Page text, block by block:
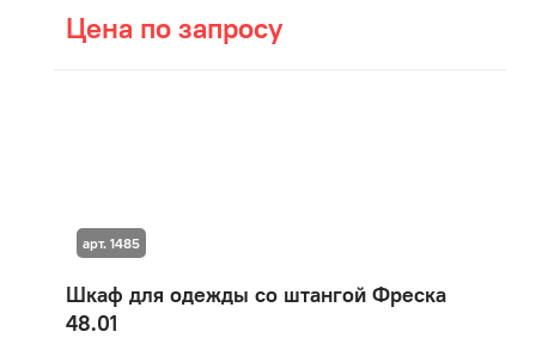
Цена по запросу
Шкаф для одежды со штангой Фреска
48.01
арт. 1485